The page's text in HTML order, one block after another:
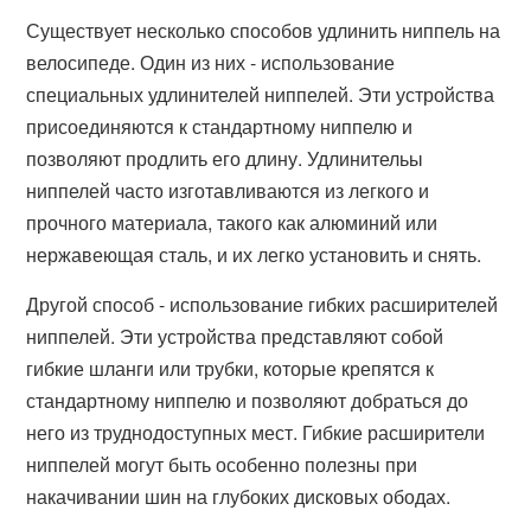
Существует несколько способов удлинить ниппель на
велосипеде. Один из них - использование
специальных удлинителей ниппелей. Эти устройства
присоединяются к стандартному ниппелю и
позволяют продлить его длину. Удлинительы
ниппелей часто изготавливаются из легкого и
прочного материала, такого как алюминий или
нержавеющая сталь, и их легко установить и снять.
Другой способ - использование гибких расширителей
ниппелей. Эти устройства представляют собой
гибкие шланги или трубки, которые крепятся к
стандартному ниппелю и позволяют добраться до
него из труднодоступных мест. Гибкие расширители
ниппелей могут быть особенно полезны при
накачивании шин на глубоких дисковых ободах.